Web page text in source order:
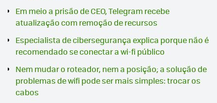
Em meio a prisão de CEO, Telegram recebe
atualização com remoção de recursos
Especialista de cibersegurança explica porque não é
recomendado se conectar a wi-fi público
Nem mudar o roteador, nem a posição; a solução de
problemas de wifi pode ser mais simples: trocar os
cabos